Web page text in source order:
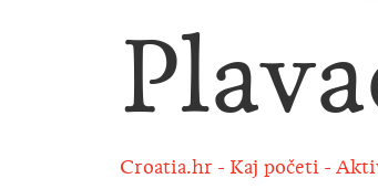
Croatia.hr Kaj početi